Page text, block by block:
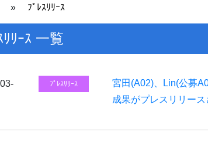
» ﾌﾟﾚｽﾘﾘｰｽ
ﾘﾘｰｽ 一覧
ﾌﾟﾚｽﾘﾘｰｽ
宮田(A02)、Lin(公募
成果がプレスリリー